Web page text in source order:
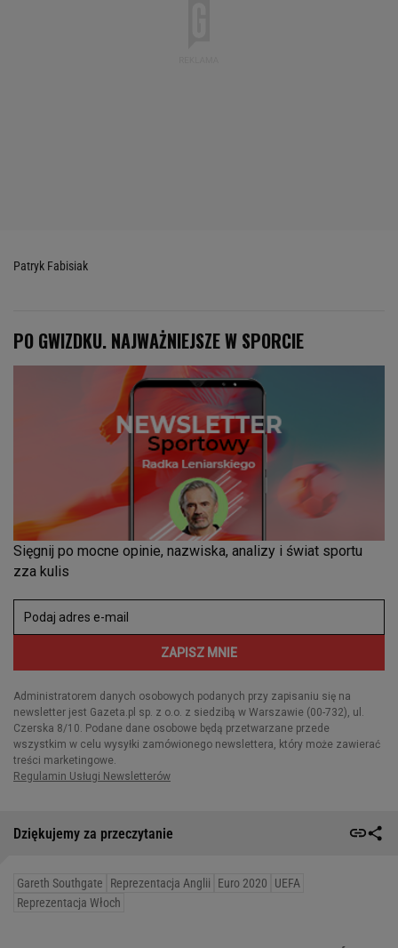
Patryk Fabisiak
Dziękujemy za przeczytanie
Gareth Southgate Reprezentacja Anglii Euro 2020
UEFA
Reprezentacja Włoch